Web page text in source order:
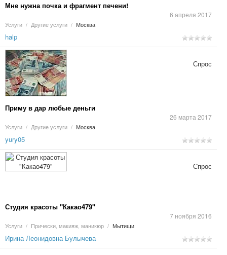
Мне нужна почка и фрагмент печени!
6 апреля 2017
Услуги / Другие услуги / Москва
halp
Приму в дар любые деньги
26 марта 2017
Услуги / Другие услуги / Москва
Спрос
yury05
Студия красоты "Какао479"
7 ноября 2016
Услуги / Прически, макияж, маникюр / Мытищи
Спрос
Ирина Леонидовна Булычева